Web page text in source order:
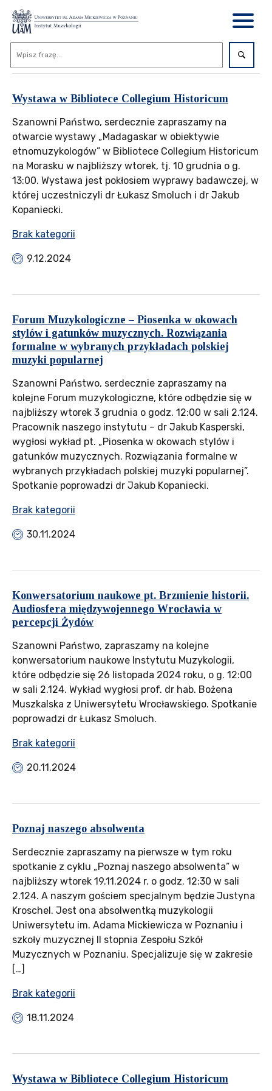
Wystawa w Bibliotece Collegium Historicum
Szanowni Państwo, serdecznie zapraszamy na
otwarcie wystawy „Madagaskar w obiektywie
etnomuzykologów” w Bibliotece Collegium Historicum
na Morasku w najbliższy wtorek, tj. 10 grudnia o g.
13:00. Wystawa jest pokłosiem wyprawy badawczej, w
której uczestniczyli dr Łukasz Smoluch i dr Jakub
Kopaniecki.
Brak kategorii
9.12.2024
Forum Muzykologiczne – Piosenka w okowach
stylów i gatunków muzycznych. Rozwiązania
formalne w wybranych przykładach polskiej
muzyki popularnej
Szanowni Państwo, serdecznie zapraszamy na
kolejne Forum muzykologiczne, które odbędzie się w
najbliższy wtorek 3 grudnia o godz. 12:00 w sali 2.124.
Pracownik naszego instytutu – dr Jakub Kasperski,
wygłosi wykład pt. „Piosenka w okowach stylów i
gatunków muzycznych. Rozwiązania formalne w
wybranych przykładach polskiej muzyki popularnej”.
Spotkanie poprowadzi dr Jakub Kopaniecki.
Brak kategorii
30.11.2024
Konwersatorium naukowe pt. Brzmienie historii.
Audiosfera międzywojennego Wrocławia w
percepcji Żydów
Szanowni Państwo, zapraszamy na kolejne
konwersatorium naukowe Instytutu Muzykologii,
które odbędzie się 26 listopada 2024 roku, o g. 12:00
w sali 2.124. Wykład wygłosi prof. dr hab. Bożena
Muszkalska z Uniwersytetu Wrocławskiego. Spotkanie
poprowadzi dr Łukasz Smoluch.
Brak kategorii
20.11.2024
Poznaj naszego absolwenta
Serdecznie zapraszamy na pierwsze w tym roku
spotkanie z cyklu „Poznaj naszego absolwenta” w
najbliższy wtorek 19.11.2024 r. o godz. 12:30 w sali
2.124. A naszym gościem specjalnym będzie Justyna
Kroschel. Jest ona absolwentką muzykologii
Uniwersytetu im. Adama Mickiewicza w Poznaniu i
szkoły muzycznej II stopnia Zespołu Szkół
Muzycznych w Poznaniu. Specjalizuje się w zakresie
[…]
Brak kategorii
18.11.2024
Wystawa w Bibliotece Collegium Historicum